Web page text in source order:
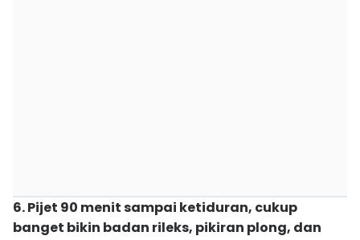
6. Pijet 90 menit sampai ketiduran, cukup
banget bikin badan rileks, pikiran plong, dan